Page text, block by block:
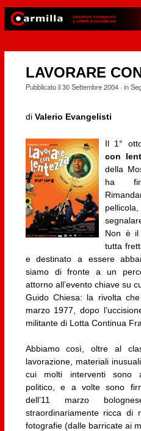
LAVORARE
Pubblicato il30 Settembre 2004· in
di Valerio Evangelisti
Il 1°
con
della
ha
Non è il
tutta
e destinato a essere
siamo di fronte a un
attorno all’evento chiave su
Guido Chiesa: la rivolta
marzo 1977, dopo
militante di Lotta Continua
Abbiamo così, oltre al
lavorazione, materiali
cui molti interventi sono
politico, e a volte sono
dell’11 marzo
straordinariamente ricca di
fotografie (dalle barricate ai